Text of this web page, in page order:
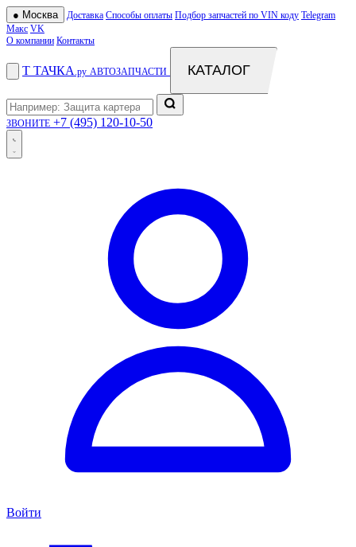
● Москва Доставка Способы оплаты Подбор запчастей по VIN коду Telegram
Макс VK
О компании Контакты
Т ТАЧКА .ру АВТОЗАПЧАСТИ КАТАЛОГ
ЗВОНИТЕ +7 (495) 120-10-50
Войти